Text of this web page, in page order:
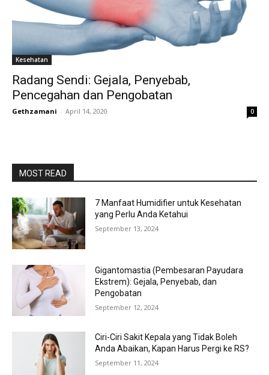
Kesehatan
Radang Sendi: Gejala, Penyebab,
Pencegahan dan Pengobatan
Gethzamani - April 14, 2020 0
MOST READ
7 Manfaat Humidifier untuk Kesehatan
yang Perlu Anda Ketahui
September 13, 2024
Gigantomastia (Pembesaran Payudara
Ekstrem): Gejala, Penyebab, dan
Pengobatan
September 12, 2024
Ciri-Ciri Sakit Kepala yang Tidak Boleh
Anda Abaikan, Kapan Harus Pergi ke RS?
September 11, 2024